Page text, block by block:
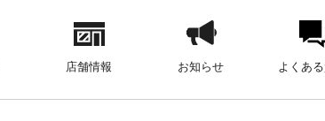
店舗情報 お知らせ よくあ